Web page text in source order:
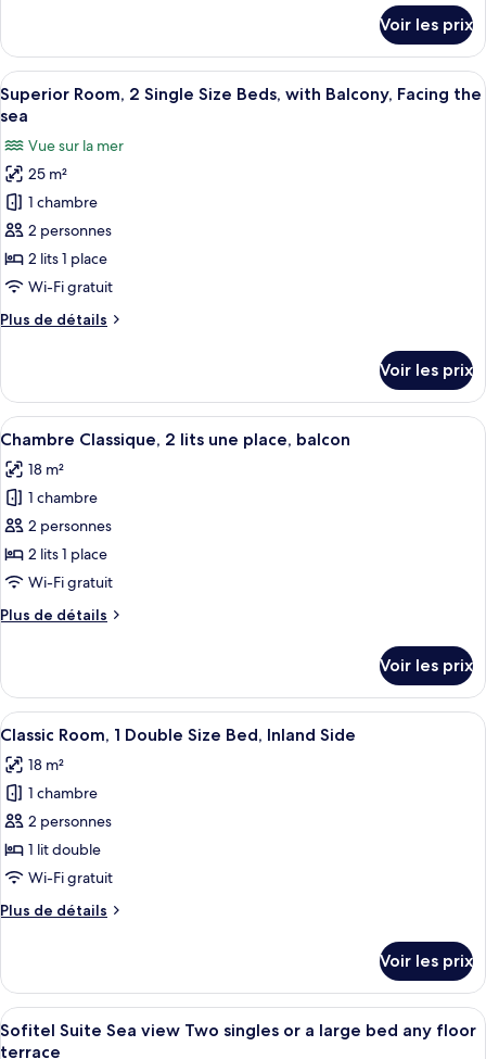
Bed
or
two
Single
beds
with
balcony
view
of
the
promenade
le
type
de
chambre
Room,
A
Double
Bed
or
Single
beds
balcony
promenade
Voir les prix
Afficher
toutes
photos
pour
ce
type
de
chambre :
Room,
Size
Beds,
with
Balcony,
Facing
the
sea
Une chambre d’hôtel avec un grand
8
Superior Room, 2 Single Size Beds, with Balcony, Facing the
sea
Vue sur la mer
25 m²
1 chambre
2 personnes
2 lits 1 place
Wi-Fi gratuit
Plus de détails
Plus
le
type
de
Superior
Room,
Single
Size
Beds,
with
Balcony,
Voir les prix
Afficher
toutes
les
photos
pour
ce
type
chambre :
2
lits
une
place,
balcon
Une chambre d’hôtel avec deux lits,
6
Chambre Classique, 2 lits une place, balcon
18 m²
1 chambre
2 personnes
2 lits 1 place
Wi-Fi gratuit
Plus de détails
Plus
le
type
de
Chambre
Classique,
lits
une
place,
balcon
Voir les prix
Afficher
toutes
les
photos
pour
ce
type
chambre :
Double
Size
Une chambre à coucher avec un
5
Classic Room, 1 Double Size Bed, Inland Side
18 m²
1 chambre
2 personnes
1 lit double
Wi-Fi gratuit
Plus de détails
Plus
le
type
de
chambre
Voir les prix
Afficher
toutes
Une chambre d’hôtel moderne avec
8
Sofitel Suite Sea view Two singles or a large bed any floor
terrace